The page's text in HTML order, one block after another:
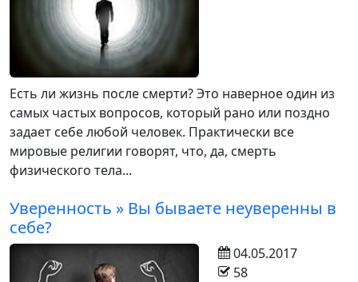
Есть ли жизнь после смерти? Это наверное один из
самых частых вопросов, который рано или поздно
задает себе любой человек. Практически все
мировые религии говорят, что, да, смерть
физического тела...
Уверенность » Вы бываете неуверенны в
себе?
04.05.2017
58